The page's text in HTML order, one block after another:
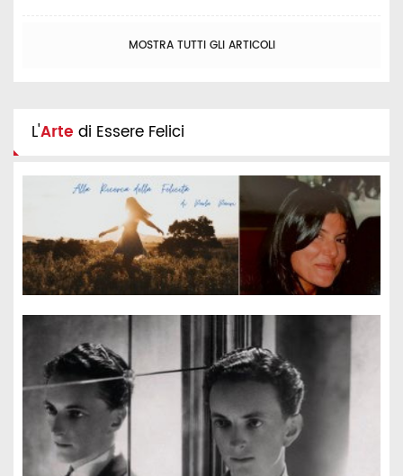
MOSTRA TUTTI GLI ARTICOLI
L'Arte di Essere Felici